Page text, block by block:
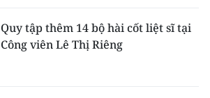
Quy tập thêm 14 bộ hài cốt liệt sĩ tại
Công viên Lê Thị Riêng